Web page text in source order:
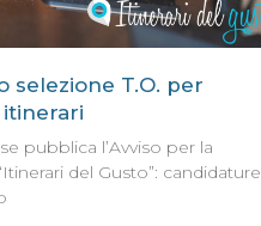
selezione T.O. per
pubblica l’Avviso per la
del Gusto”: candidature